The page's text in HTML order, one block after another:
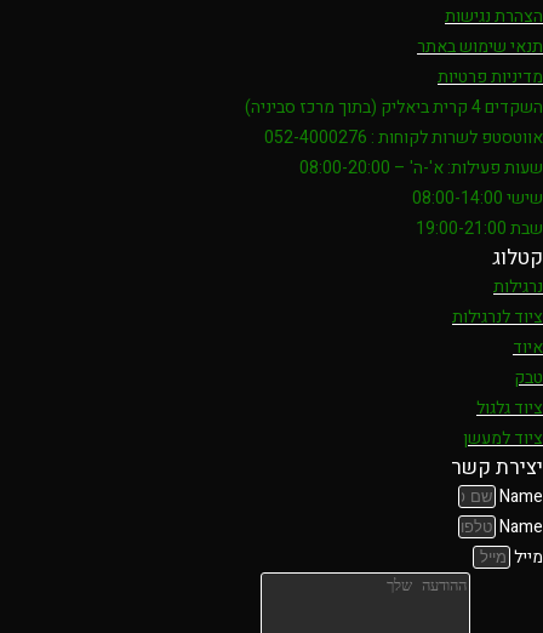
הצהרת נגישות
תנאי שימוש באתר
מדיניות פרטיות
השקדים 4 קרית ביאליק (בתוך מרכז סביניה)
אווטסטפ לשרות לקוחות : 052-4000276
שעות פעילות: א'-ה' – 08:00-20:00
שישי 08:00-14:00
שבת 19:00-21:00
קטלוג
נרגילות
ציוד לנרגילות
איוד
טבק
ציוד גלגול
ציוד למעשן
יצירת קשר
Name
Name
מייל